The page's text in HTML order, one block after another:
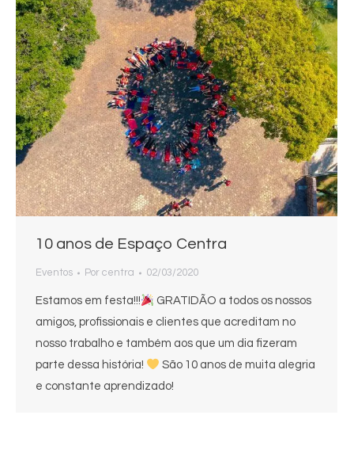
10 anos de Espaço Centra
Eventos Por centra 02/03/2020
Estamos em festa!!!
GRATIDÃO a todos os nossos
amigos, profissionais e clientes que acreditam no
nosso trabalho e também aos que um dia fizeram
parte dessa história!
São 10 anos de muita alegria
e constante aprendizado!